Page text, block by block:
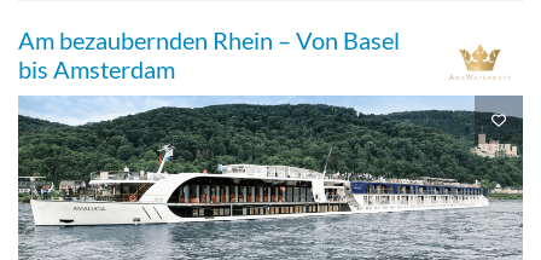
French Balcony-[CB]
Violin Deck
Balkonkabine
Am bezaubernden Rhein – Von Basel
bis Amsterdam